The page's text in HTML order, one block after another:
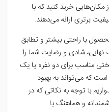
خرید کنید که با
برتری ارائه می‌دهند.
با راحتی بیشتر و تطابق
نهایی، شادی و رضایت شما را
مناسب برای دو نفره یا یک
که می‌تواند به بهبود
با توجه به نکاتی که در
و هماهنگ با